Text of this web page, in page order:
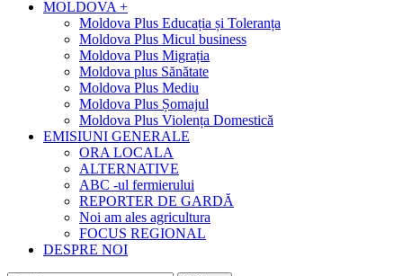
MOLDOVA +
Moldova Plus Educația și Toleranța
Moldova Plus Micul business
Moldova Plus Migrația
Moldova plus Sănătate
Moldova Plus Mediu
Moldova Plus Șomajul
Moldova Plus Violența Domestică
EMISIUNI GENERALE
ORA LOCALA
ALTERNATIVE
ABC -ul fermierului
REPORTER DE GARDĂ
Noi am ales agricultura
FOCUS REGIONAL
DESPRE NOI